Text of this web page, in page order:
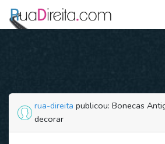
rua-direita publicou: Bonecas
decorar